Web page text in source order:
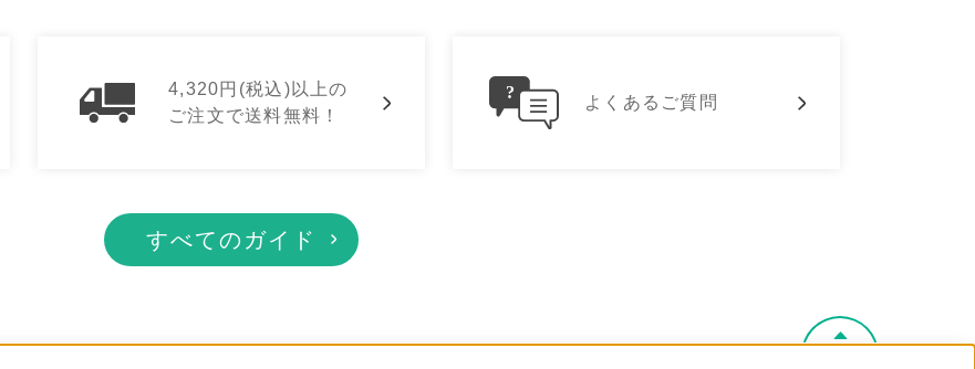
4,320円(税込)以上の
ご注文で送料無料！
よくあるご質問
すべてのガイド